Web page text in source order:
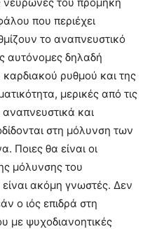
που περιέχει
το αναπνευστικό
αυτόνομες δηλαδή
καρδιακού ρυθμού και της
μερικές από τις
και
στη μόλυνση των
Ποιες θα είναι οι
μόλυνσης του
ακόμη γνωστές. Δεν
ο ιός επιδρά στη
με ψυχοδιανοητικές